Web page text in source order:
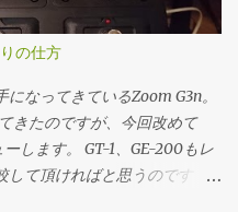
いと思う。 僕のリファレンス
は複垢運用していて、なる
いアカウントはそれだけを。
ウント運用している。（最
入りが汚染されないと聞い
が強い状況が更に続いてい
分からないが… 良いかもと
場合の処理)に不安定な部分が
を色々試していました。その
ないのですがレイテンシーを
較的負荷に対して強くなる
ターにはいまいち表れてい
で4msに抑えられているのだ
減な設定をしていました。
の仕方
なってきているZoom G3n。
きたのですが、今回改めて
します。 GT-1、GE-200もレ
て頂ければと思うのです